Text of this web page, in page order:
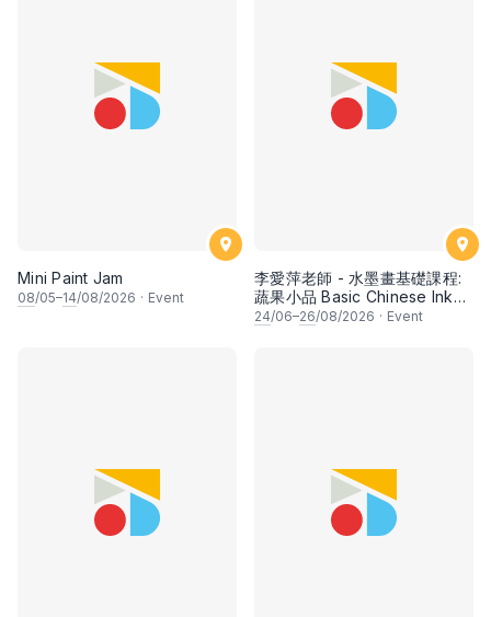
Mini Paint Jam
08/05–14/08/2026 · Event
李愛萍老師 - 水墨畫基礎課程:
蔬果小品 Basic Chinese Ink
Painting: Vegetable and
24/06–26/08/2026 · Event